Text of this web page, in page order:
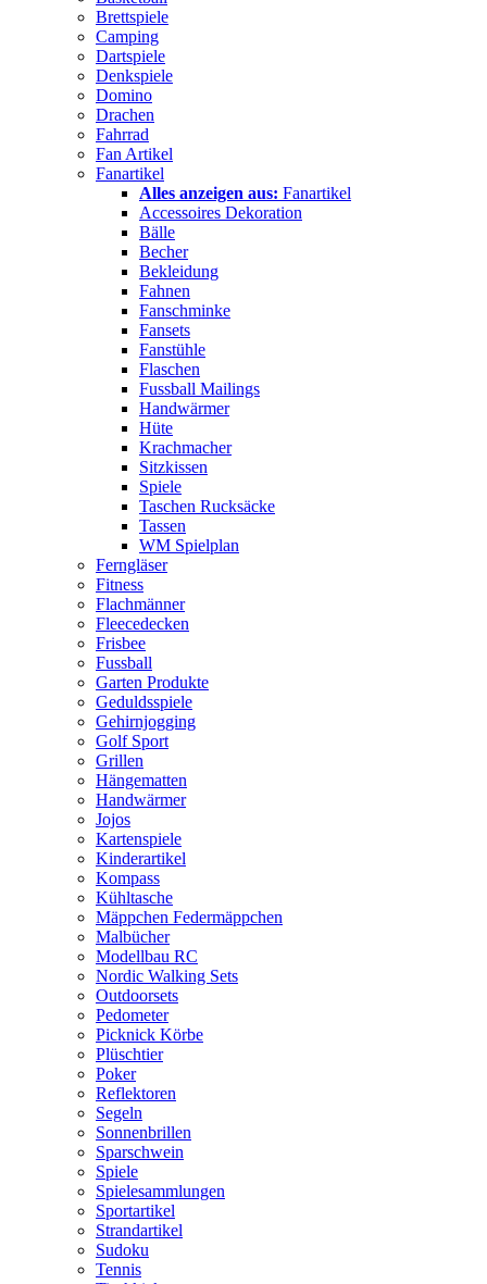
Brettspiele
Camping
Dartspiele
Denkspiele
Domino
Drachen
Fahrrad
Fan Artikel
Fanartikel
Alles anzeigen aus: Fanartikel
Accessoires Dekoration
Bälle
Becher
Bekleidung
Fahnen
Fanschminke
Fansets
Fanstühle
Flaschen
Fussball Mailings
Handwärmer
Hüte
Krachmacher
Sitzkissen
Spiele
Taschen Rucksäcke
Tassen
WM Spielplan
Ferngläser
Fitness
Flachmänner
Fleecedecken
Frisbee
Fussball
Garten Produkte
Geduldsspiele
Gehirnjogging
Golf Sport
Grillen
Hängematten
Handwärmer
Jojos
Kartenspiele
Kinderartikel
Kompass
Kühltasche
Mäppchen Federmäppchen
Malbücher
Modellbau RC
Nordic Walking Sets
Outdoorsets
Pedometer
Picknick Körbe
Plüschtier
Poker
Reflektoren
Segeln
Sonnenbrillen
Sparschwein
Spiele
Spielesammlungen
Sportartikel
Strandartikel
Sudoku
Tennis